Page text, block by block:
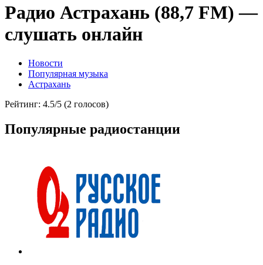
Радио Астрахань (88,7 FM) —
слушать онлайн
Новости
Популярная музыка
Астрахань
Рейтинг: 4.5/5 (2 голосов)
Популярные радиостанции